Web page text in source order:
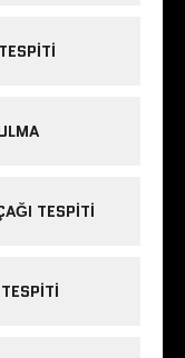
TESPITI